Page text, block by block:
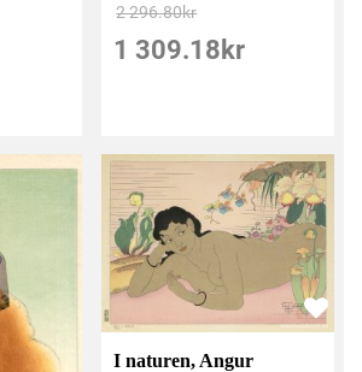
2 296.80kr
1 309.18 kr
I naturen, Angur